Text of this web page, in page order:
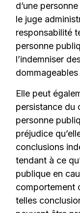
d’une
le juge
responsabilité
personne
l’indemniser
Elle peut
persistance du
personne
préjudice
conclusions
tendant à ce
publique en
comportement
telles